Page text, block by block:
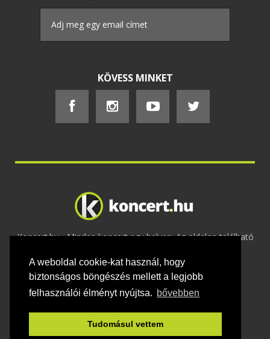
A weboldal cookie-kat használ, hogy
biztonságos böngészés mellett a legjobb
felhasználói élményt nyújtsa. bővebben
Tudomásul vettem
KÖVESS MINKET
Koncert.hu - Minden koncert egy helyen. Az oldalon található
2020 Adatvédelem-ÁSZF-Felhasználási
feltételek-Webmaster- Kapcsolat és üzenet küldés